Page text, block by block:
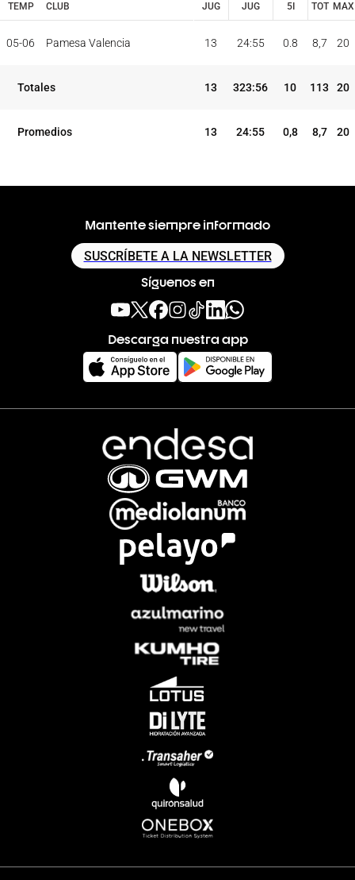
TEMP CLUB 5I
JUG JUG TOT MAX
TEMP
PAR MIN
5I
PUNTOS
05-06 Pamesa Valencia 13 24:55 0.8 8,7 20
Totales 13 323:56 10 113 20
Promedios 13 24:55 0,8 8,7 20
Mantente siempre informado
SUSCRÍBETE A LA NEWSLETTER
Síguenos en
Descarga nuestra app